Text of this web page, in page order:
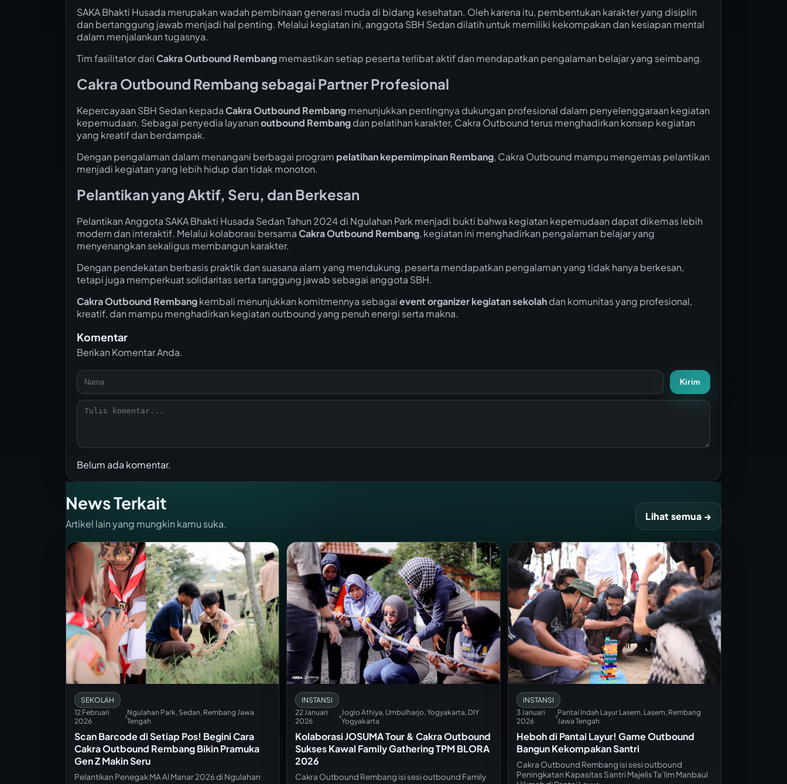
SAKA Bhakti Husada merupakan wadah pembinaan generasi muda di bidang kesehatan. Oleh karena itu, pembentukan karakter yang disiplin
dan bertanggung jawab menjadi hal penting. Melalui kegiatan ini, anggota SBH Sedan dilatih untuk memiliki kekompakan dan kesiapan mental
dalam menjalankan tugasnya.
Tim fasilitator dariCakra Outbound Rembangmemastikan setiap peserta terlibat aktif dan mendapatkan pengalaman belajar yang seimbang.
Cakra Outbound Rembang sebagai Partner Profesional
Kepercayaan SBH Sedan kepadaCakra Outbound Rembangmenunjukkan pentingnya dukungan profesional dalam penyelenggaraan kegiatan
kepemudaan. Sebagai penyedia layananoutbound Rembangdan pelatihan karakter, Cakra Outbound terus menghadirkan konsep kegiatan
yang kreatif dan berdampak.
Dengan pengalaman dalam menangani berbagai program pelatihan kepemimpinan Rembang, Cakra Outbound mampu mengemas pelantikan
menjadi kegiatan yang lebih hidup dan tidak monoton.
Pelantikan yang Aktif, Seru, dan Berkesan
Pelantikan Anggota SAKA Bhakti Husada Sedan Tahun 2024 di Ngulahan Park menjadi bukti bahwa kegiatan kepemudaan dapat dikemas lebih
modern dan interaktif. Melalui kolaborasi bersamaCakra Outbound Rembang, kegiatan ini menghadirkan pengalaman belajar yang
menyenangkan sekaligus membangun karakter.
Dengan pendekatan berbasis praktik dan suasana alam yang mendukung, peserta mendapatkan pengalaman yang tidak hanya berkesan,
tetapi juga memperkuat solidaritas serta tanggung jawab sebagai anggota SBH.
Cakra Outbound Rembangkembali menunjukkan komitmennya sebagaievent organizer kegiatan sekolahdan komunitas yang profesional,
kreatif, dan mampu menghadirkan kegiatan outbound yang penuh energi serta makna.
Komentar
Berikan Komentar Anda.
Kirim
Belum ada komentar.
News Terkait
Artikel lain yang mungkin kamu suka.
Lihat semua →
SEKOLAH
12 Februari
2026
Ngulahan Park, Sedan, Rembang Jawa
Tengah
Scan Barcode di Setiap Pos! Begini Cara
Cakra Outbound Rembang Bikin Pramuka
Gen Z Makin Seru
Pelantikan Penegak MA Al Manar 2026 di Ngulahan
INSTANSI
22 Januari
2026
Joglo Athiya, Umbulharjo, Yogyakarta, DIY
Yogyakarta
Kolaborasi JOSUMA Tour & Cakra Outbound
Sukses Kawal Family Gathering TPM BLORA
2026
Cakra Outbound Rembang isi sesi outbound Family
INSTANSI
3 Januari
2026
Pantai Indah Layur Lasem, Lasem, Rembang
Jawa Tengah
Heboh di Pantai Layur! Game Outbound
Bangun Kekompakan Santri
Cakra Outbound Rembang isi sesi outbound
Peningkatan Kapasitas Santri Majelis Ta’lim Manbaul